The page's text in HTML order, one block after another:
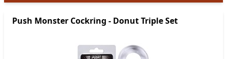
Push Monster Cockring - Donut Triple Set